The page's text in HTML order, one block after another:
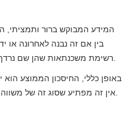
המידע המבוקש ברור ותמציתי,
בין אם זה נבנה לאחרונה או
באופן כללי, החיסכון הממוצע הוא